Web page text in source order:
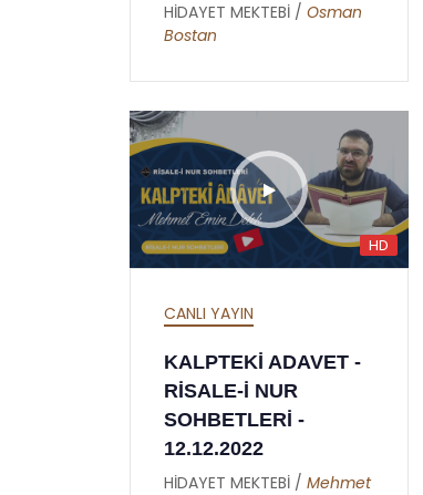
HİDAYET MEKTEBİ / Osman
Bostan
HD
CANLI YAYIN
KALPTEKİ ADAVET -
RİSALE-İ NUR
SOHBETLERİ -
12.12.2022
HİDAYET MEKTEBİ / Mehmet